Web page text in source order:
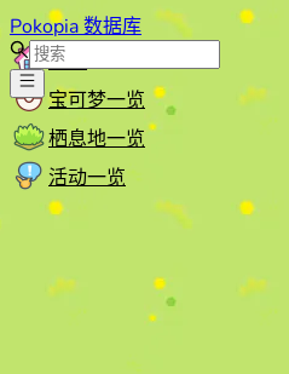
Pokopia 数据库
首页
宝可梦一览
栖息地一览
活动一览